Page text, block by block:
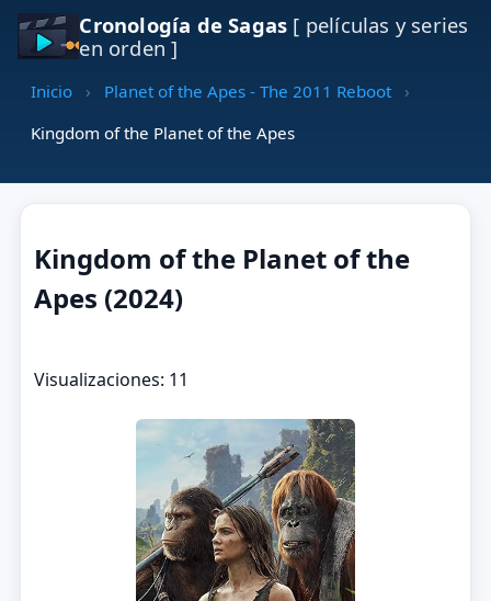
Cronología de Sagas [ películas y series
en orden ]
Inicio › Planet of the Apes - The 2011 Reboot
›
Kingdom of the Planet of the Apes
Kingdom of the Planet of the
Apes (2024)
Visualizaciones: 11